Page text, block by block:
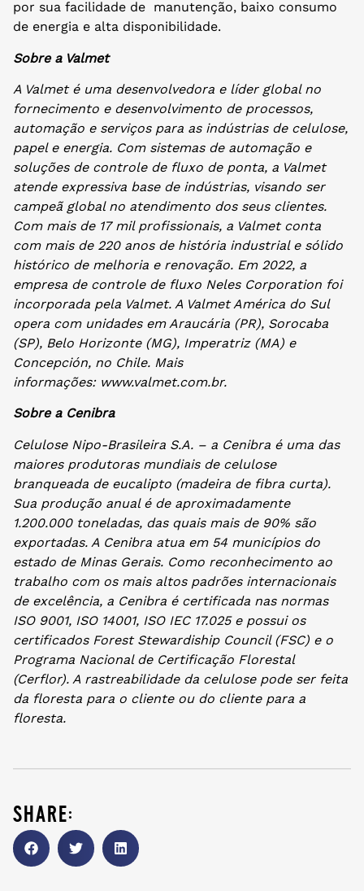
por sua facilidade de manutenção, baixo consumo
de energia e alta disponibilidade.
Sobre a Valmet
A Valmet é uma desenvolvedora e líder global no
fornecimento e desenvolvimento de processos,
automação e serviços para as indústrias de celulose,
papel e energia. Com sistemas de automação e
soluções de controle de fluxo de ponta, a Valmet
atende expressiva base de indústrias, visando ser
campeã global no atendimento dos seus clientes.
Com mais de 17 mil profissionais, a Valmet conta
com mais de 220 anos de história industrial e sólido
histórico de melhoria e renovação. Em 2022, a
empresa de controle de fluxo Neles Corporation foi
incorporada pela Valmet. A Valmet América do Sul
opera com unidades em Araucária (PR), Sorocaba
(SP), Belo Horizonte (MG), Imperatriz (MA) e
Concepción, no Chile. Mais
informações: www.valmet.com.br.
Sobre a Cenibra
Celulose Nipo-Brasileira S.A. – a Cenibra é uma das
maiores produtoras mundiais de celulose
branqueada de eucalipto (madeira de fibra curta).
Sua produção anual é de aproximadamente
1.200.000 toneladas, das quais mais de 90% são
exportadas. A Cenibra atua em 54 municípios do
estado de Minas Gerais. Como reconhecimento ao
trabalho com os mais altos padrões internacionais
de excelência, a Cenibra é certificada nas normas
ISO 9001, ISO 14001, ISO IEC 17.025 e possui os
certificados Forest Stewardiship Council (FSC) e o
Programa Nacional de Certificação Florestal
(Cerflor). A rastreabilidade da celulose pode ser feita
da floresta para o cliente ou do cliente para a
floresta.
share: